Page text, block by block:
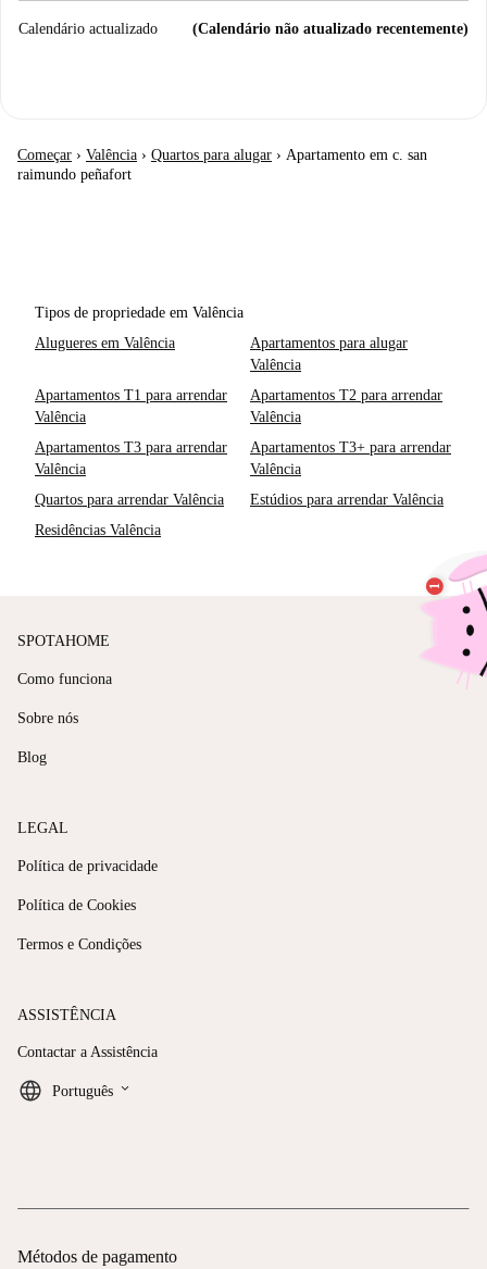
Calendário actualizado (Calendário não atualizado recentemente)
Começar › Valência › Quartos para alugar › Apartamento em c. san
raimundo peñafort
Tipos de propriedade em Valência
Alugueres em Valência
Apartamentos para alugar
Valência
Apartamentos T1 para arrendar
Valência
Apartamentos T2 para arrendar
Valência
Apartamentos T3 para arrendar
Valência
Apartamentos T3+ para arrendar
Valência
Quartos para arrendar Valência
Estúdios para arrendar Valência
Residências Valência
SPOTAHOME
Como funciona
Sobre nós
Blog
LEGAL
Política de privacidade
Política de Cookies
Termos e Condições
ASSISTÊNCIA
Contactar a Assistência
Português keyboard_arrow_down
Métodos de pagamento